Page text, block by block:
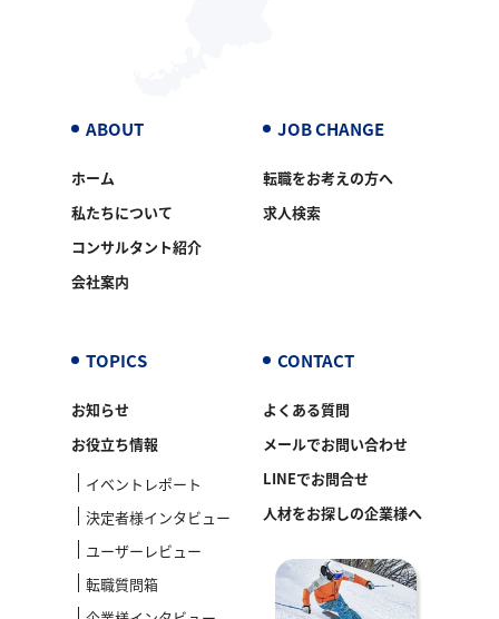
ABOUT
ホーム
私たちについて
コンサルタント紹介
会社案内
JOB CHANGE
転職をお考えの方へ
求人検索
TOPICS
お知らせ
お役立ち情報
イベントレポート
決定者様インタビュー
ユーザーレビュー
転職質問箱
CONTACT
よくある質問
メールでお問い合わせ
LINEでお問合せ
人材をお探しの企業様へ